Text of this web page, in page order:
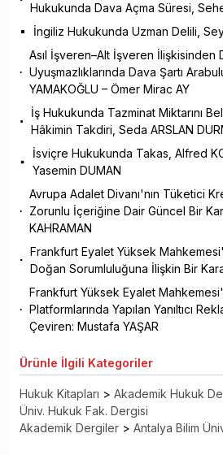
Hukukunda Dava Açma Süresi,
İngiliz Hukukunda Uzman Delili,
Asıl İşveren–Alt İşveren İlişkisinden
Uyuşmazlıklarında Dava Şartı
YAMAKOĞLU – Ömer Mirac AY
İş Hukukunda Tazminat Miktarını
Hâkimin Takdiri, Seda ARSLAN
İsviçre Hukukunda Takas, Alfred
Yasemin DUMAN
Avrupa Adalet Divanı'nın Tüketici
Zorunlu İçeriğine Dair Güncel Bir
KAHRAMAN
Frankfurt Eyalet Yüksek
Doğan Sorumluluğuna İlişkin Bir
Frankfurt Yüksek Eyalet
Platformlarında Yapılan Yanıltıcı
Çeviren: Mustafa YAŞAR
Ürünle İlgili Kategoriler
Hukuk Kitapları > Akademik Hukuk
Üniv. Hukuk Fak. Dergisi
Akademik Dergiler > Antalya Bilim